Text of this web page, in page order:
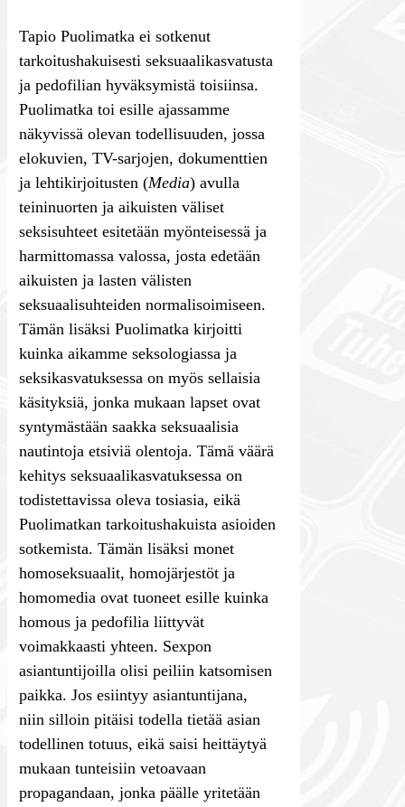
Tapio Puolimatka ei sotkenut
tarkoitushakuisesti seksuaalikasvatusta
ja pedofilian hyväksymistä toisiinsa.
Puolimatka toi esille ajassamme
näkyvissä olevan todellisuuden, jossa
elokuvien, TV-sarjojen, dokumenttien
ja lehtikirjoitusten (Media) avulla
teininuorten ja aikuisten väliset
seksisuhteet esitetään myönteisessä ja
harmittomassa valossa, josta edetään
aikuisten ja lasten välisten
seksuaalisuhteiden normalisoimiseen.
Tämän lisäksi Puolimatka kirjoitti
kuinka aikamme seksologiassa ja
seksikasvatuksessa on myös sellaisia
käsityksiä, jonka mukaan lapset ovat
syntymästään saakka seksuaalisia
nautintoja etsiviä olentoja. Tämä väärä
kehitys seksuaalikasvatuksessa on
todistettavissa oleva tosiasia, eikä
Puolimatkan tarkoitushakuista asioiden
sotkemista. Tämän lisäksi monet
homoseksuaalit, homojärjestöt ja
homomedia ovat tuoneet esille kuinka
homous ja pedofilia liittyvät
voimakkaasti yhteen. Sexpon
asiantuntijoilla olisi peiliin katsomisen
paikka. Jos esiintyy asiantuntijana,
niin silloin pitäisi todella tietää asian
todellinen totuus, eikä saisi heittäytyä
mukaan tunteisiin vetoavaan
propagandaan, jonka päälle yritetään